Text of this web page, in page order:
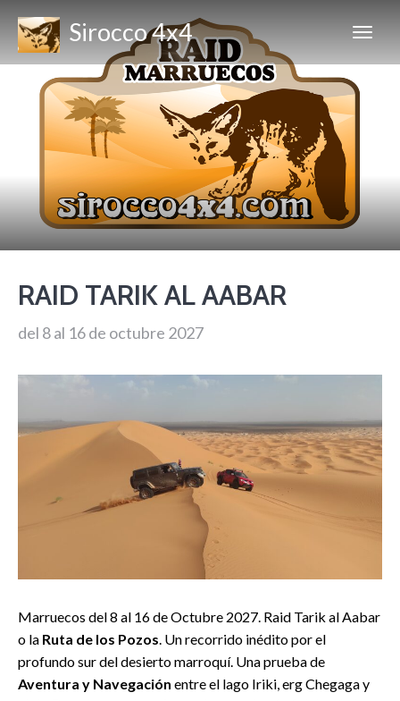
Sirocco 4x4
RAID TARIK AL AABAR
del 8 al 16 de octubre 2027
Marruecos del 8 al 16 de Octubre 2027. Raid Tarik al Aabar
o la Ruta de los Pozos. Un recorrido inédito por el
profundo sur del desierto marroquí. Una prueba de
Aventura y Navegación entre el lago Iriki, erg Chegaga y